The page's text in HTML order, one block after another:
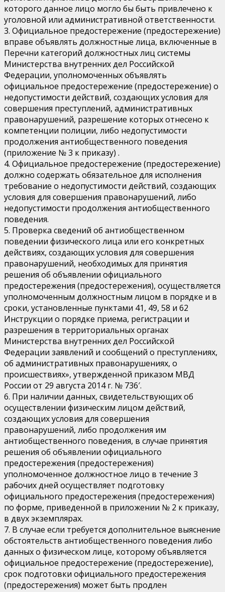
которого данное лицо могло бы быть привлечено к
уголовной или административной ответственности.
3. Официальное предостережение (предостережение)
вправе объявлять должностные лица, включенные в
Перечни категорий должностных лиц системы
Министерства внутренних дел Российской
Федерации, уполномоченных объявлять
официальное предостережение (предостережение) о
недопустимости действий, создающих условия для
совершения преступлений, административных
правонарушений, разрешение которых отнесено к
компетенции полиции, либо недопустимости
продолжения антиобщественного поведения
(приложение № 3 к приказу) .
4. Официальное предостережение (предостережение)
должно содержать обязательное для исполнения
требование о недопустимости действий, создающих
условия для совершения правонарушений, либо
недопустимости продолжения антиобщественного
поведения.
5. Проверка сведений об антиобщественном
поведении физического лица или его конкретных
действиях, создающих условия для совершения
правонарушений, необходимых для принятия
решения об объявлении официального
предостережения (предостережения), осуществляется
уполномоченным должностным лицом в порядке и в
сроки, установленные пунктами 41, 49, 58 и 62
Инструкции о порядке приема, регистрации и
разрешения в территориальных органах
Министерства внутренних дел Российской
Федерации заявлений и сообщений о преступлениях,
об административных правонарушениях, о
происшествиях», утвержденной приказом МВД
России от 29 августа 2014 г. № 736′.
6. При наличии данных, свидетельствующих об
осуществлении физическим лицом действий,
создающих условия для совершения
правонарушений, либо продолжения им
антиобщественного поведения, в случае принятия
решения об объявлении официального
предостережения (предостережения)
уполномоченное должностное лицо в течение 3
рабочих дней осуществляет подготовку
официального предостережения (предостережения)
по форме, приведенной в приложении № 2 к приказу,
в двух экземплярах.
7. В случае если требуется дополнительное выяснение
обстоятельств антиобщественного поведения либо
данных о физическом лице, которому объявляется
официальное предостережение (предостережение),
срок подготовки официального предостережения
(предостережения) может быть продлен